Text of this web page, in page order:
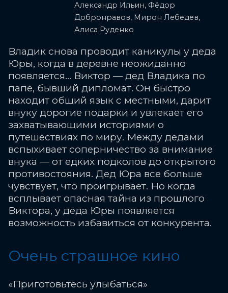
Александр Ильин, Фёдор
Добронравов, Мирон Лебедев,
Алиса Руденко
Владик снова проводит каникулы у деда
Юры, когда в деревне неожиданно
появляется… Виктор — дед Владика по
папе, бывший дипломат. Он быстро
находит общий язык с местными, дарит
внуку дорогие подарки и увлекает его
захватывающими историями о
путешествиях по миру. Между дедами
вспыхивает соперничество за внимание
внука — от едких подколов до открытого
противостояния. Дед Юра все больше
чувствует, что проигрывает. Но когда
всплывает опасная тайна из прошлого
Виктора, у деда Юры появляется
возможность избавиться от конкурента.
Очень страшное кино
«Приготовьтесь улыбаться»